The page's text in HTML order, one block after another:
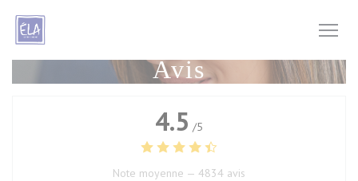
Personnalisation de vos choix en matière de cookies
Avis
4.5 /5
Note moyenne — 4834 avis